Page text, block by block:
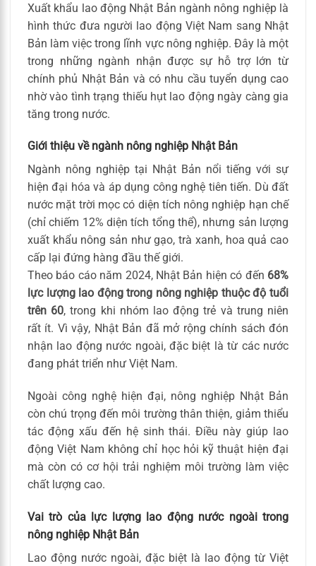
Xuất khẩu lao động Nhật Bản ngành nông nghiệp là
hình thức đưa người lao động Việt Nam sang Nhật
Bản làm việc trong lĩnh vực nông nghiệp. Đây là một
trong những ngành nhận được sự hỗ trợ lớn từ
chính phủ Nhật Bản và có nhu cầu tuyển dụng cao
nhờ vào tình trạng thiếu hụt lao động ngày càng gia
tăng trong nước.
Giới thiệu về ngành nông nghiệp Nhật Bản
Ngành nông nghiệp tại Nhật Bản nổi tiếng với sự
hiện đại hóa và áp dụng công nghệ tiên tiến. Dù đất
nước mặt trời mọc có diện tích nông nghiệp hạn chế
(chỉ chiếm 12% diện tích tổng thể), nhưng sản lượng
xuất khẩu nông sản như gạo, trà xanh, hoa quả cao
cấp lại đứng hàng đầu thế giới.
Theo báo cáo năm 2024, Nhật Bản hiện có đến 68%
lực lượng lao động trong nông nghiệp thuộc độ tuổi
trên 60, trong khi nhóm lao động trẻ và trung niên
rất ít. Vì vậy, Nhật Bản đã mở rộng chính sách đón
nhận lao động nước ngoài, đặc biệt là từ các nước
đang phát triển như Việt Nam.
Ngoài công nghệ hiện đại, nông nghiệp Nhật Bản
còn chú trọng đến môi trường thân thiện, giảm thiểu
tác động xấu đến hệ sinh thái. Điều này giúp lao
động Việt Nam không chỉ học hỏi kỹ thuật hiện đại
mà còn có cơ hội trải nghiệm môi trường làm việc
chất lượng cao.
Vai trò của lực lượng lao động nước ngoài trong
nông nghiệp Nhật Bản
Lao động nước ngoài, đặc biệt là lao động từ Việt